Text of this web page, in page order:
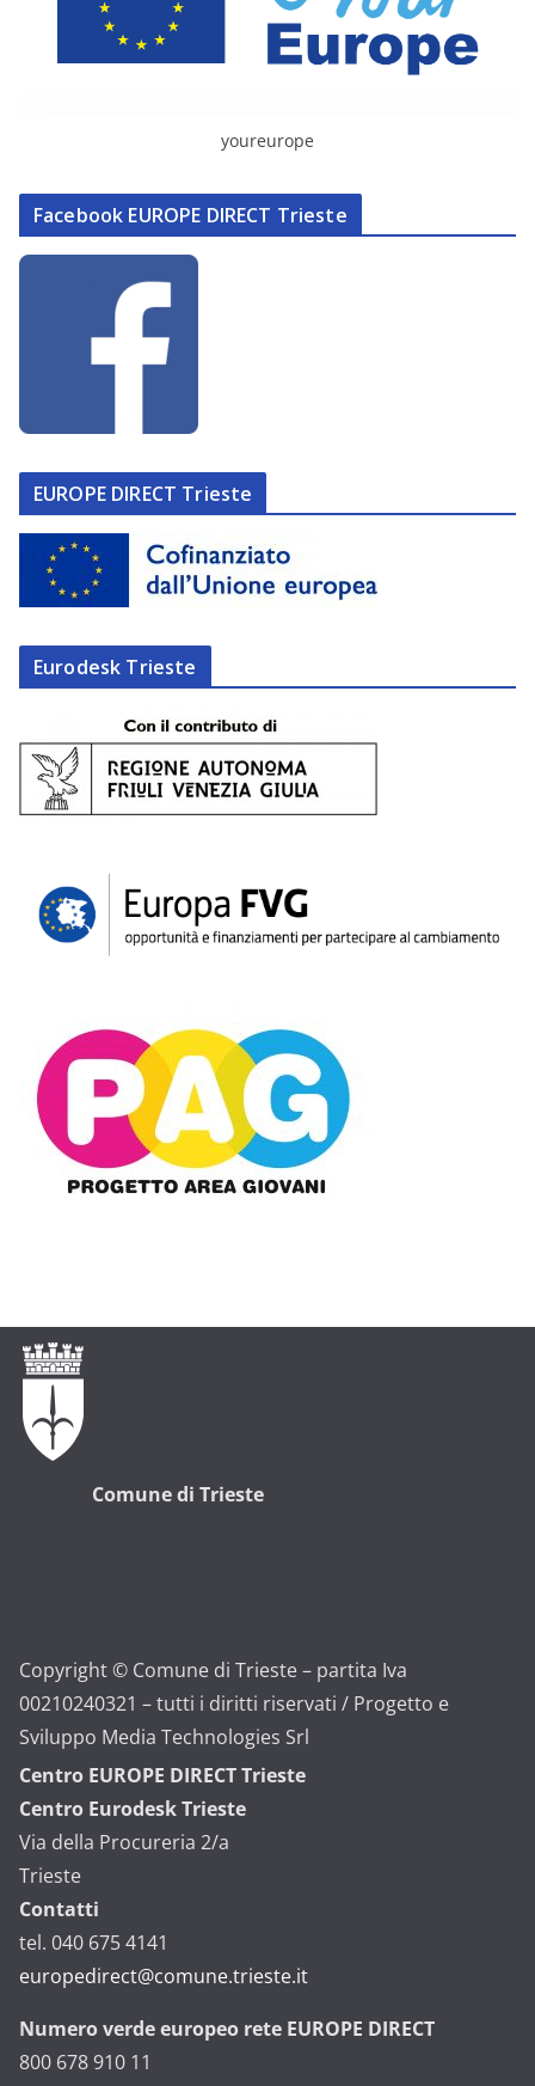
youreurope
Facebook EUROPE DIRECT Trieste
EUROPE DIRECT Trieste
Eurodesk Trieste
Comune di Trieste
Copyright © Comune di Trieste – partita Iva
00210240321 – tutti i diritti riservati / Progetto e
Sviluppo Media Technologies Srl
Centro EUROPE DIRECT Trieste
Centro Eurodesk Trieste
Via della Procureria 2/a
Trieste
Contatti
tel. 040 675 4141
europedirect@comune.trieste.it
Numero verde europeo rete EUROPE DIRECT
800 678 910 11